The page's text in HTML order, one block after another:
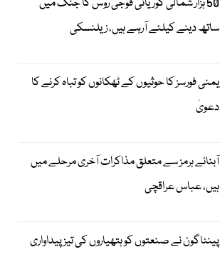
50 ہزار شمالی کوریائی فوجی روس کا جنگ میں
ساتھ دینے کیلئے آرہے ہیں، زیلنسکی
یمنی فورسز کا حوثیوں کے ٹھکانوں کو تباہ کرنے کا
دعویٰ
آبنائے ہرمز سے متعلق مذاکرات آخری مرحلے میں
ہیں، عباس عراقچی
پینٹاگون نے صنعتوں کو ہتھیاروں کی تیز پیداواری